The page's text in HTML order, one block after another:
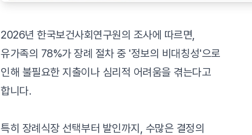
2026년 한국보건사회연구원의 조사에 따르면,
유가족의 78%가 장례 절차 중 '정보의 비대칭성'으로
인해 불필요한 지출이나 심리적 어려움을 겪는다고
합니다.
특히 장례식장 선택부터 발인까지, 수많은 결정의